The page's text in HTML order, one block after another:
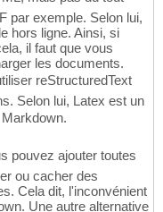
par exemple. Selon lui,
hors ligne. Ainsi, si
il faut que vous
les documents.
reStructuredText
Selon lui, Latex est un
Markdown.
pouvez ajouter toutes
ou cacher des
Cela dit, l'inconvénient
Une autre alternative